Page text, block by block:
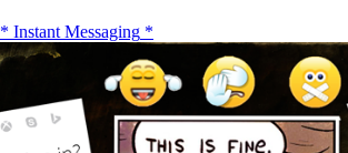
* Instant Messaging *